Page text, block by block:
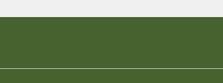
385點，大批淡倉資金選擇「食糊」離場。
流入；而淡倉上日則錄得約8,400萬元淨流